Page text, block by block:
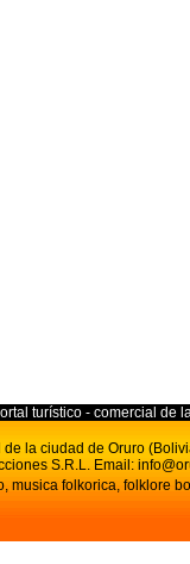
turístico - comercial de
la ciudad de Oruro
S.R.L. Email:
musica folkorica, folklore